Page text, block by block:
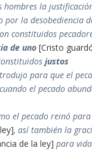
hombres la
por la desobediencia
constituidos
de uno [Cristo
justos
para que el
el pecado
, así también la
de la ley] para